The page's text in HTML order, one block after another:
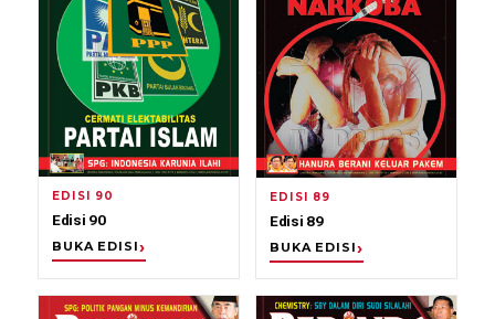
EDISI 90
Edisi 90
BUKA EDISI
EDISI 89
Edisi 89
BUKA EDISI